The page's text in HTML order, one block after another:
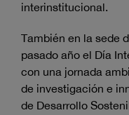
interinstitucional.
También en la sede
pasado año el Día
con una jornada
de investigación e
de Desarrollo